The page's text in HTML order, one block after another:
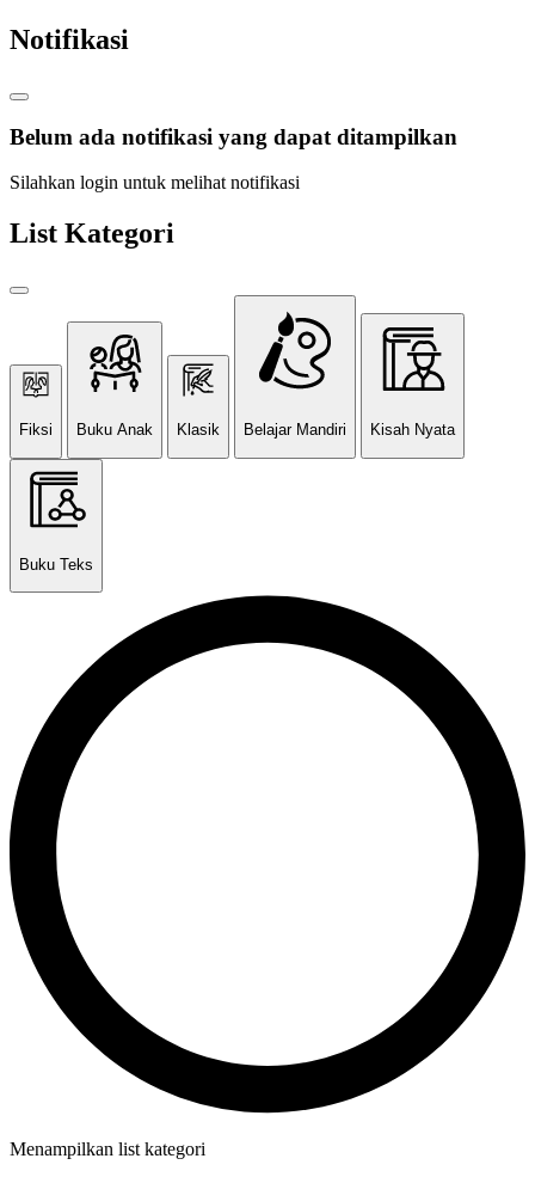
Notifikasi
Belum ada notifikasi yang dapat ditampilkan
Silahkan login untuk melihat notifikasi
List Kategori
Fiksi Buku Anak Klasik Belajar Mandiri Kisah Nyata
Buku Teks
Menampilkan list kategori